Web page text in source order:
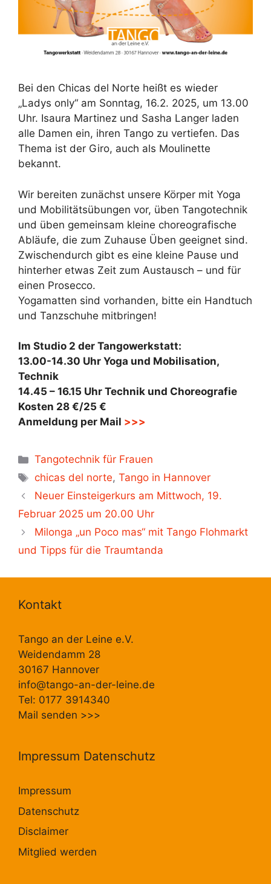
Bei den Chicas del Norte heißt es wieder
„Ladys only“ am Sonntag, 16.2. 2025, um 13.00
Uhr. Isaura Martinez und Sasha Langer laden
alle Damen ein, ihren Tango zu vertiefen. Das
Thema ist der Giro, auch als Moulinette
bekannt.
Wir bereiten zunächst unsere Körper mit Yoga
und Mobilitätsübungen vor, üben Tangotechnik
und üben gemeinsam kleine choreografische
Abläufe, die zum Zuhause Üben geeignet sind.
Zwischendurch gibt es eine kleine Pause und
hinterher etwas Zeit zum Austausch – und für
einen Prosecco.
Yogamatten sind vorhanden, bitte ein Handtuch
und Tanzschuhe mitbringen!
Im Studio 2 der Tangowerkstatt:
13.00-14.30 Uhr Yoga und Mobilisation,
Technik
14.45 – 16.15 Uhr Technik und Choreografie
Kosten 28 €/25 €
Anmeldung per Mail >>>
Kategorien
Tangotechnik für Frauen
Schlagwörter
chicas del norte,Tango in Hannover
Neuer Einsteigerkurs am Mittwoch, 19.
Februar 2025 um 20.00 Uhr
Milonga „un Poco mas“ mit Tango Flohmarkt
und Tipps für die Traumtanda
Kontakt
Tango an der Leine e.V.
Weidendamm 28
30167 Hannover
info@tango-an-der-leine.de
Tel: 0177 3914340
Mail senden >>>
Impressum Datenschutz
Impressum
Datenschutz
Disclaimer
Mitglied werden